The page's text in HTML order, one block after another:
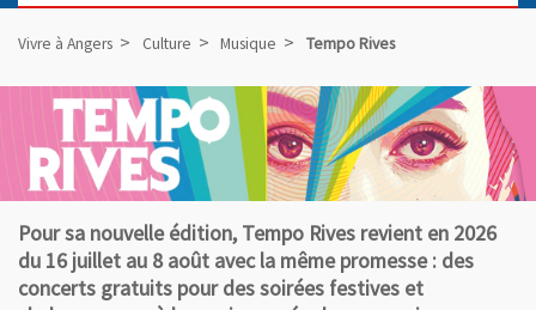
Vivre à Angers Culture Musique Tempo Rives
Pour sa nouvelle édition, Tempo Rives revient en 2026
du 16 juillet au 8 août avec la même promesse : des
concerts gratuits pour des soirées festives et